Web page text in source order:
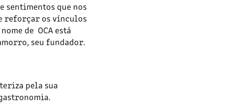
sentimentos que nos
reforçar os vínculos
de OCA está
seu fundador.
pela sua